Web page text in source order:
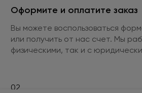
Оформите и оплатите заказ
Вы можете воспользоваться
или получить от нас счет. Мы
физическими, так и с
02